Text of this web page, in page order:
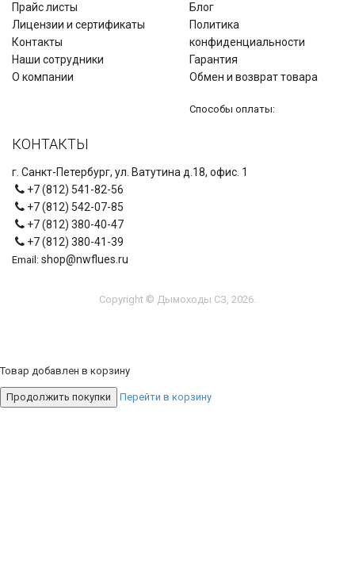
Прайс листы
Лицензии и сертификаты
Контакты
Наши сотрудники
О компании
Блог
Политика
конфиденциальности
Гарантия
Обмен и возврат товара
Способы оплаты:
КОНТАКТЫ
г. Санкт-Петербург, ул. Ватутина д.18, офис. 1
+7 (812) 541-82-56
+7 (812) 542-07-85
+7 (812) 380-40-47
+7 (812) 380-41-39
Email: shop@nwflues.ru
Copyright © Дымоходы СЗ, 2026.
Товар добавлен в корзину
Продолжить покупки Перейти в корзину